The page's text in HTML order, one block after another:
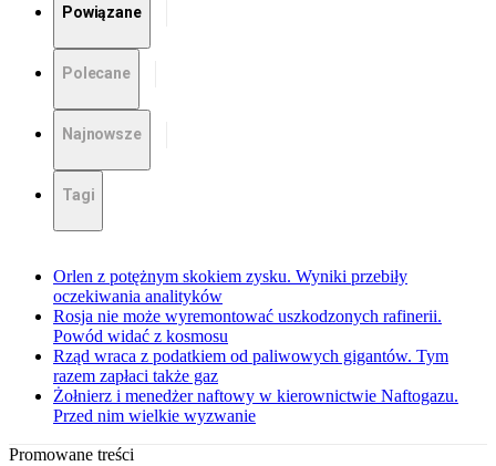
Powiązane
Polecane
Najnowsze
Tagi
Orlen z potężnym skokiem zysku. Wyniki przebiły
oczekiwania analityków
Rosja nie może wyremontować uszkodzonych rafinerii.
Powód widać z kosmosu
Rząd wraca z podatkiem od paliwowych gigantów. Tym
razem zapłaci także gaz
Żołnierz i menedżer naftowy w kierownictwie Naftogazu.
Przed nim wielkie wyzwanie
Promowane treści